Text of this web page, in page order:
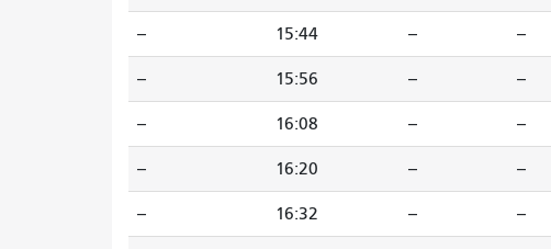
-- 15:44 -- --
-- 15:56 -- --
-- 16:08 -- --
-- 16:20 -- --
-- 16:32 -- --